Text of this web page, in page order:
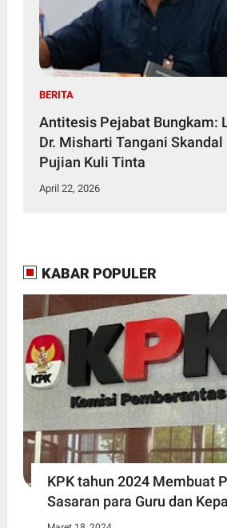
BERITA
Antitesis Pejabat Bungkam:
Dr. Misharti Tangani
Pujian Kuli Tinta
April 22, 2026
KABAR POPULER
KPK tahun 2024 Membuat
Sasaran para Guru dan